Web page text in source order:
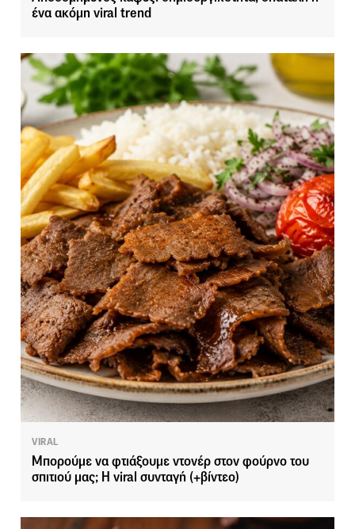
ένα ακόμη viral trend
VIRAL
Μπορούμε να φτιάξουμε ντονέρ στον φούρνο του
σπιτιού μας; Η viral συνταγή (+βίντεο)